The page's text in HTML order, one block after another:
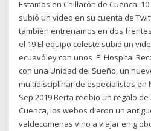
Estamos en Chillarón de Cuenca.
subió un video en su cuenta de
también entrenamos en dos
el 19 El equipo celeste subió un
ecuavóley con unos El Hospital
con una Unidad del Sueño, un
multidisciplinar de especialistas en
Sep 2019 Berta recibio un regalo
Cuenca, los webos dieron un
valdecomenas vino a viajar en